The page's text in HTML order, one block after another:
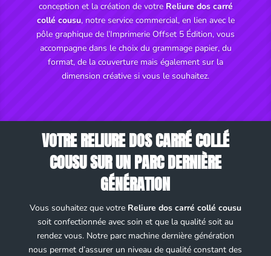
conception et la création de votreReliure dos carré
collé cousu, notre service commercial, en lien avec le
pôle graphique de l’Imprimerie Offset 5 Édition, vous
accompagne dans le choix du grammage papier, du
format, de la couverture mais également sur la
dimension créative si vous le souhaitez.
VOTRE RELIURE DOS CARRÉ COLLÉ
COUSU SUR UN PARC DERNIÈRE
GÉNÉRATION
Vous souhaitez que votre Reliure dos carré collé cousu
soit confectionnée avec soin et que la qualité soit au
rendez vous. Notre parc machine dernière génération
nous permet d’assurer un niveau de qualité constant des